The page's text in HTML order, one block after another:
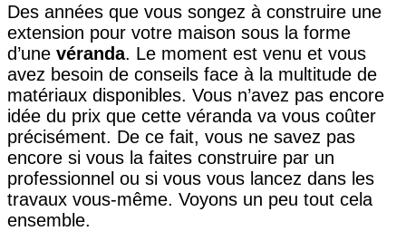
Des années que vous songez à construire une
extension pour votre maison sous la forme
d’une véranda. Le moment est venu et vous
avez besoin de conseils face à la multitude de
matériaux disponibles. Vous n’avez pas encore
idée du prix que cette véranda va vous coûter
précisément. De ce fait, vous ne savez pas
encore si vous la faites construire par un
professionnel ou si vous vous lancez dans les
travaux vous-même. Voyons un peu tout cela
ensemble.